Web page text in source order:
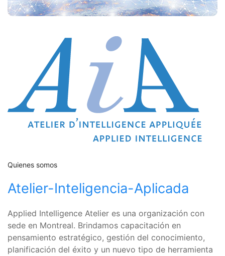
Quienes somos
Atelier-Inteligencia-Aplicada
Applied Intelligence Atelier es una organización con
sede en Montreal. Brindamos capacitación en
pensamiento estratégico, gestión del conocimiento,
planificación del éxito y un nuevo tipo de herramienta